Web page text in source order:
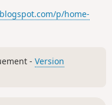
p/home-
-Version